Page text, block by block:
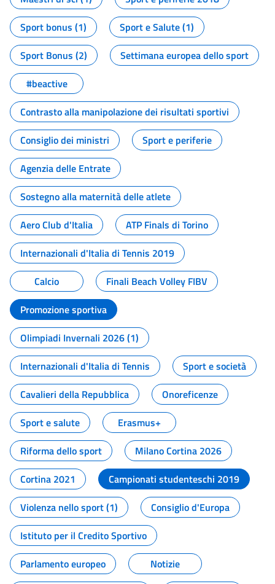
Sport bonus (1)
Sport e Salute (1)
Sport Bonus (2)
Settimana europea dello sport
#beactive
Contrasto alla manipolazione dei risultati sportivi
Consiglio dei ministri
Sport e periferie
Agenzia delle Entrate
Sostegno alla maternità delle atlete
Aero Club d'Italia
ATP Finals di Torino
Internazionali d'Italia di Tennis 2019
Calcio
Finali Beach Volley FIBV
Promozione sportiva
Olimpiadi Invernali 2026 (1)
Internazionali d'Italia di Tennis
Sport e società
Cavalieri della Repubblica
Onoreficenze
Sport e salute
Erasmus+
Riforma dello sport
Milano Cortina 2026
Cortina 2021
Campionati studenteschi 2019
Violenza nello sport (1)
Consiglio d'Europa
Istituto per il Credito Sportivo
Parlamento europeo
Notizie